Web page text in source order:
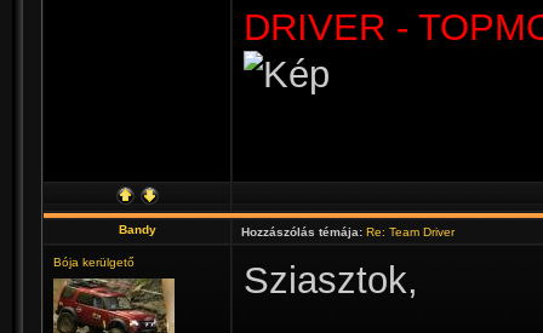
DRIVER -
Bandy Hozzászólás témája: Re: Team Driver
Bója kerülgető Sziasztok,